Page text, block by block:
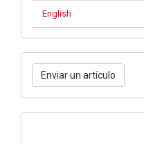
English
Enviar
un
artículo
Enviar un artículo